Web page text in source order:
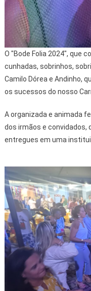
O "Bode Folia 2024", que
cunhadas, sobrinhos,
Camilo Dórea e Andinho,
os sucessos do nosso
A organizada e animada
dos irmãos e convidados,
entregues em uma